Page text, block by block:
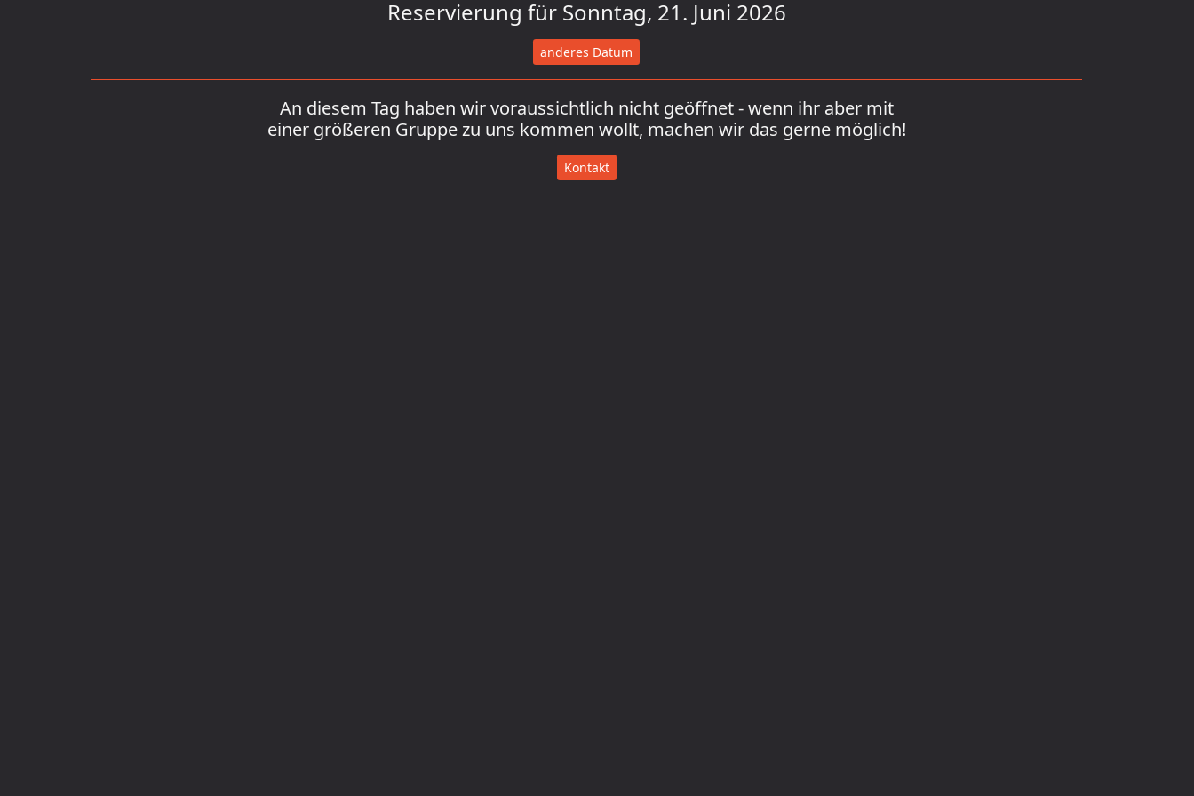
Reservierung für Sonntag, 21. Juni 2026
anderes Datum
An diesem Tag haben wir voraussichtlich nicht geöffnet - wenn ihr aber mit
einer größeren Gruppe zu uns kommen wollt, machen wir das gerne möglich!
Kontakt